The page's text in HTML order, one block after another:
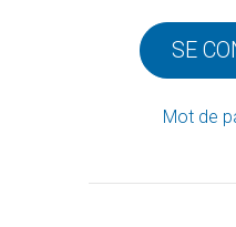
SE
Mot de